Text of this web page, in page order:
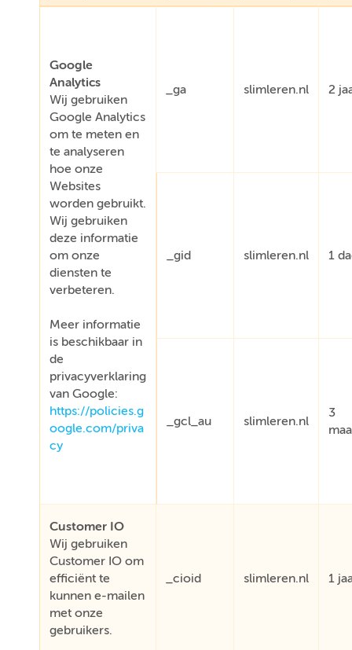
Google
Analytics
Wij gebruiken
Google Analytics
om te meten en
te analyseren
hoe onze
Websites
worden gebruikt.
Wij gebruiken
deze informatie
om onze
diensten te
verbeteren.
Meer informatie
is beschikbaar in
de
privacyverklaring
van Google:
https://policies.g
oogle.com/priva
cy
_ga slimleren.nl 2
_gid slimleren.nl 1
_gcl_au slimleren.nl
3
Customer IO
Wij gebruiken
Customer IO om
efficiënt te
kunnen e-mailen
met onze
gebruikers.
_cioid slimleren.nl 1